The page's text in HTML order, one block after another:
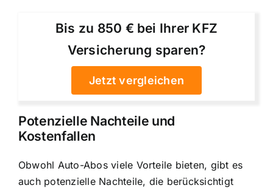
Bis zu 850 € bei Ihrer KFZ
Versicherung sparen?
Jetzt vergleichen
Potenzielle Nachteile und
Kostenfallen
Obwohl Auto-Abos viele Vorteile bieten, gibt es
auch potenzielle Nachteile, die berücksichtigt